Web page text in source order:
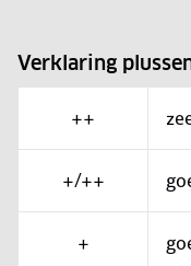
Verklaring
++
+/++
+